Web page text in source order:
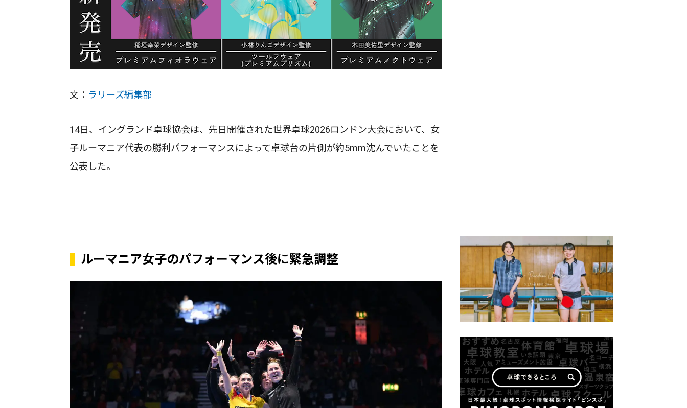
文： ラリーズ編集部
14日、イングランド卓球協会は、先日開催された世界卓球2026ロンドン大会において、女
子ルーマニア代表の勝利パフォーマンスによって卓球台の片側が約5mm沈んでいたことを
公表した。
ルーマニア女子のパフォーマンス後に緊急調整